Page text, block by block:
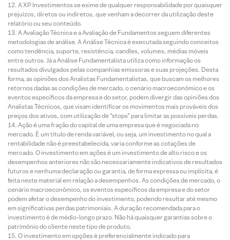
A XP Investimentos se exime de qualquer responsabilidade por quaisquer
prejuízos, diretos ou indiretos, que venham a decorrer da utilização deste
relatório ou seu conteúdo.
A Avaliação Técnica e a Avaliação de Fundamentos seguem diferentes
metodologias de análise. A Análise Técnica é executada seguindo conceitos
como tendência, suporte, resistência, candles, volumes, médias móveis
entre outros. Já a Análise Fundamentalista utiliza como informação os
resultados divulgados pelas companhias emissoras e suas projeções. Desta
forma, as opiniões dos Analistas Fundamentalistas, que buscam os melhores
retornos dadas as condições de mercado, o cenário macroeconômico e os
eventos específicos da empresa e do setor, podem divergir das opiniões dos
Analistas Técnicos, que visam identificar os movimentos mais prováveis dos
preços dos ativos, com utilização de “stops” para limitar as possíveis perdas.
Ação é uma fração do capital de uma empresa que é negociada no
mercado. É um título de renda variável, ou seja, um investimento no qual a
rentabilidade não é preestabelecida, varia conforme as cotações de
mercado. O investimento em ações é um investimento de alto risco e os
desempenhos anteriores não são necessariamente indicativos de resultados
futuros e nenhuma declaração ou garantia, de forma expressa ou implícita, é
feita neste material em relação a desempenhos. As condições de mercado, o
cenário macroeconômico, os eventos específicos da empresa e do setor
podem afetar o desempenho do investimento, podendo resultar até mesmo
em significativas perdas patrimoniais. A duração recomendada para o
investimento é de médio-longo prazo. Não há quaisquer garantias sobre o
patrimônio do cliente neste tipo de produto.
O investimento em opções é preferencialmente indicado para